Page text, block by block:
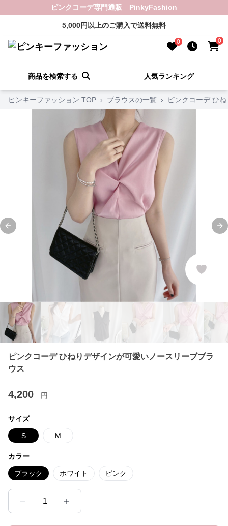
ピンクコーデ専門通販 PinkyFashion
5,000円以上のご購入で送料無料
0 0
商品を検索する 人気ランキング
ピンキーファッション TOP › ブラウスの一覧 › ピンクコーデ ひ
Previous slide
ピンクコーデ ひねりデザインが可愛いノースリーブブラ
ウス
4,200 円
サイズ
S M
カラー
ブラック ホワイト ピンク
1